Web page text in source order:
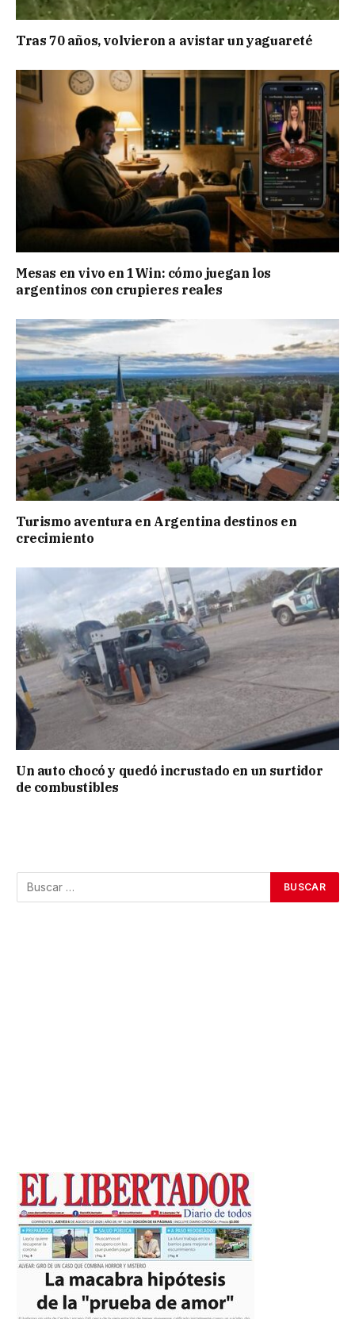
Tras 70 años, volvieron a avistar un yaguareté
Mesas en vivo en 1Win: cómo juegan los
argentinos con crupieres reales
Turismo aventura en Argentina destinos en
crecimiento
Un auto chocó y quedó incrustado en un surtidor
de combustibles